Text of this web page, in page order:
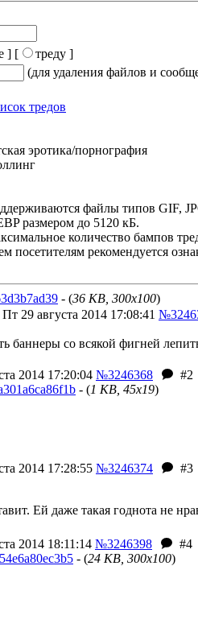
] [
треду ]
(для удаления файлов и
тредов
эротика/порнография
файлы типов GIF,
размером до 5120 кБ.
количество бампов
посетителям рекомендуется
- (36 KB, 300x100)
Пт 29 августа 2014 17:08:41
баннеры со всякой фигней
2014 17:20:04 №3246368
#2
- (1 KB, 45x19)
2014 17:28:55 №3246374
#3
Ей даже такая годнота не
2014 18:11:14 №3246398
#4
- (24 KB, 300x100)